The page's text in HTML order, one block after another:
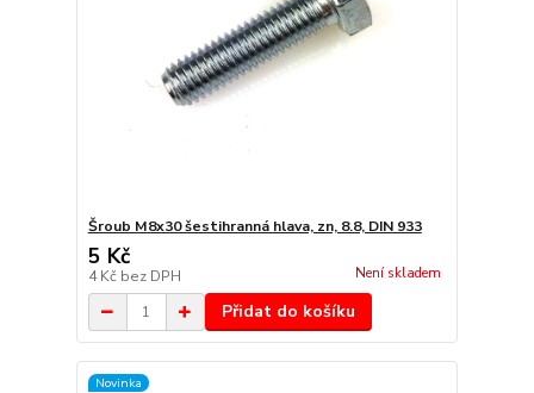
Šroub M8x30 šestihranná hlava, zn, 8.8, DIN 933
5 Kč
4 Kč bez DPH Není skladem
Přidat do košíku
Novinka